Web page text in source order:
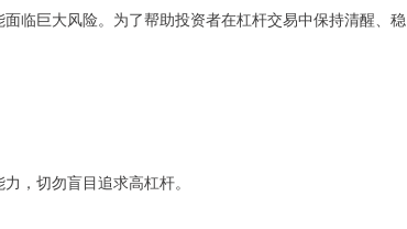
临巨大风险。为了帮助投资者在杠杆交易中保持清醒、稳
，切勿盲目追求高杠杆。